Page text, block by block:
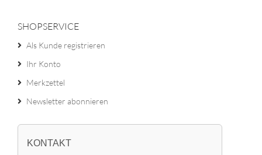
SHOPSERVICE
Als Kunde registrieren
Ihr Konto
Merkzettel
Newsletter abonnieren
KONTAKT